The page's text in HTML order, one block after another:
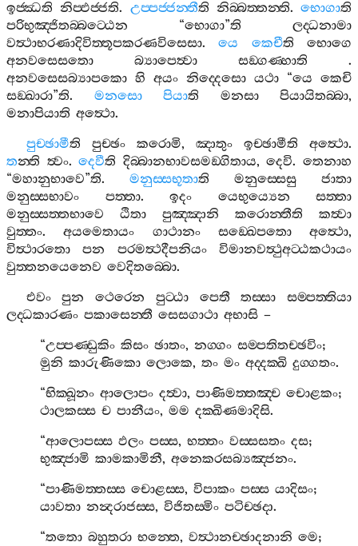
ඉජ‍්ඣති නිප‍්ඵජ‍්ජති. උප‍්පජ‍්ජන‍්තීති නිබ‍්බත‍්තන‍්ති. භොගාති
පරිභුඤ‍්ජිතබ‍්බට‍්ඨෙන “භොගා”ති
ලද‍්ධනාමා
වත්‍ථාභරණාදිවිත‍්තූපකරණවිසෙසා.යෙ කෙචීති
භොගෙ
අනවසෙසතො
බ්‍යාපෙත්‍වා සඞ‍්ගණ‍්හාති .
අනවසෙසබ්‍යාපකො හි අයං නිද‍්දෙසො යථා “යෙ කෙචි
සඞ‍්ඛාරා”ති. මනසො පියාති මනසා පියායිතබ‍්බා,
මනාපියාති අත්‍ථො.
පුච‍්ඡාමීති පුච‍්ඡං කරොමි, ඤාතුං ඉච‍්ඡාමීති අත්‍ථො.
තන‍්ති ත්‍වං.දෙවීති දිබ‍්බානභාවසමඞ‍්ගිතාය,දෙවි.තෙනාහ
“මහානුභාවෙ”ති. මනුස‍්සභූතාති මනුස‍්සෙසු
ජාතා
මනුස‍්සභාවං
පත‍්තා. ඉදං යෙභුය්‍යෙන
සත‍්තා
මනුස‍්සත‍්තභාවෙ
ඨිතා පුඤ‍්ඤානි කරොන‍්තීති
කත්‍වා
වුත‍්තං.අයමෙතායං ගාථානං සඞ‍්ඛෙපතො අත්‍ථො,
විත්‍ථාරතො
පන පරමත්‍ථදීපනියං
විමානවත්‍ථුඅට‍්ඨකථායං
වුත‍්තනයෙනෙව වෙදිතබ‍්බො.
එවං
පුන ථෙරෙන පුට‍්ඨා පෙතී තස‍්සා
සම‍්පත‍්තියා
ලද‍්ධකාරණං පකාසෙන‍්තී සෙසගාථා අභාසි –
“උප‍්පණ‍්ඩුකිං කිසං ඡාතං,නග‍්ගං සම‍්පතිතච‍්ඡවිං;
මුනි කාරුණිකො ලොකෙ,තං මං අද‍්දක‍්ඛි දුග‍්ගතං.
“භික‍්ඛූනං ආලොපං දත්‍වා,පාණිමත‍්තඤ‍්ච චොළකං;
ථාලකස‍්ස ච පානීයං,මම දක‍්ඛිණමාදිසි.
“ආලොපස‍්ස ඵලං පස‍්ස,භත‍්තං වස‍්සසතං දස;
භුඤ‍්ජාමි කාමකාමිනී,අනෙකරසබ්‍යඤ‍්ජනං.
“පාණිමත‍්තස‍්ස චොළස‍්ස,විපාකං පස‍්ස යාදිසං;
යාවතා නන්‍දරාජස‍්ස,විජිතස‍්මිං පටිච‍්ඡදා.
“තතො බහුතරා භන‍්තෙ,වත්‍ථානච‍්ඡාදනානි මෙ;